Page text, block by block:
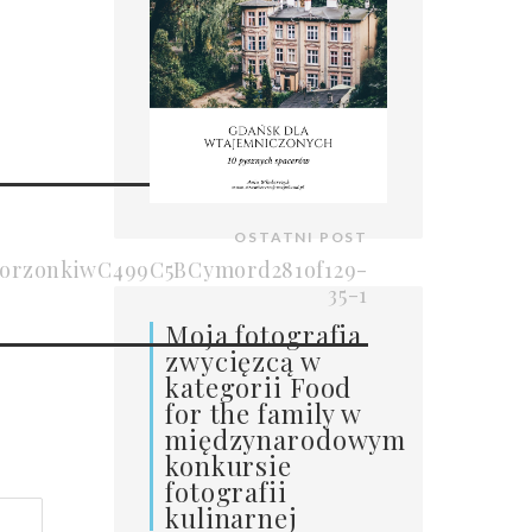
OSTATNI POST
35-1
Moja fotografia
zwycięzcą w
kategorii Food
for the family w
międzynarodowym
konkursie
fotografii
kulinarnej